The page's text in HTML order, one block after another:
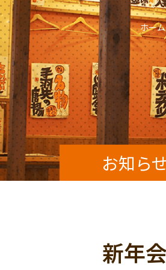
ホーム
お知ら
新年会